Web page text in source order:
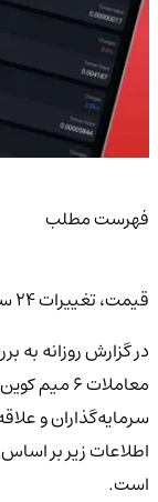
فهرست مطلب
قیمت، تغییرات 24 ساعته و حجم معاملات 6 میم کوین برتر
معاملات 6
سرمایه‌گذاران و
اطلاعات زیر بر
است.